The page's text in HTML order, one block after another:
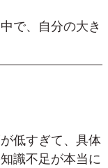
で、自分の大き
低すぎて、具体
識不足が本当に